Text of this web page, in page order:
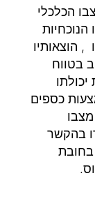
הכלכלי
הנוכחיות
הוצאותיו
בטווח
כספים
בהקשר
בחובת